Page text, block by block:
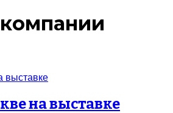
на выставке